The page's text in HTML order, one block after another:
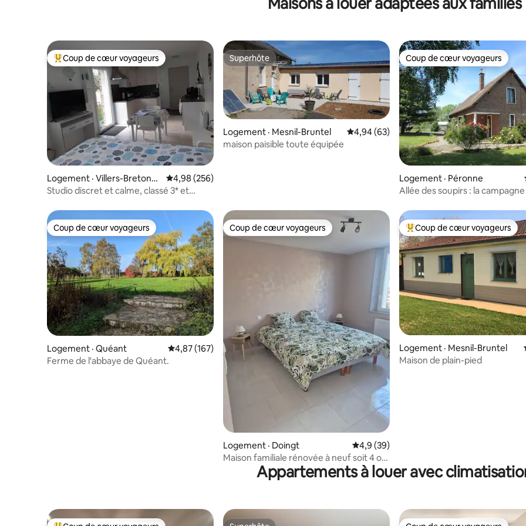
Coup de cœur voyageurs parmi les plus aimés
Coup de cœur voyageurs
Logement · Villers-Bretonn
eux
Note moyenne de 4,98 sur 5, 256 commentaires
4,98 (256)
Studio discret et calme, classé 3* et
Superhôte
Superhôte
Logement · Mesnil-Bruntel Note moyenne de 4,94 sur 5, 63
4,94 (63)
maison paisible toute équipée
Coup de cœur voyageurs
Coup de cœur voyageurs
Logement · Péronne
Allée des soupirs : la campagne
Coup de cœur voyageurs
Coup de cœur voyageurs
Logement · Quéant Note moyenne de 4,87 sur 5, 167 commentaires
4,87 (167)
Ferme de l'abbaye de Quéant.
Coup de cœur voyageurs
Coup de cœur voyageurs
Logement · Doingt Note moyenne de 4,9 sur 5, 39
4,9 (39)
Maison familiale rénovée à neuf soit 4 ou
Coup de cœur voyageurs
Coup de cœur voyageurs
Logement · Mesnil-Bruntel
Maison de plain-pied
Appartements à louer avec